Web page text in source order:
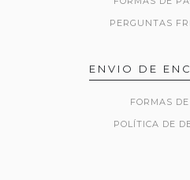
PERGUNTAS
ENVIO DE
FORMAS
POLÍTICA DE